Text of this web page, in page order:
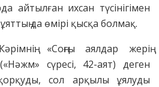
айтылған ихсан түсінігімен
да өмірі қысқа болмақ.
«Соңғы аялдар жерің
сүресі, 42-аят) деген
сол арқылы ұялуды